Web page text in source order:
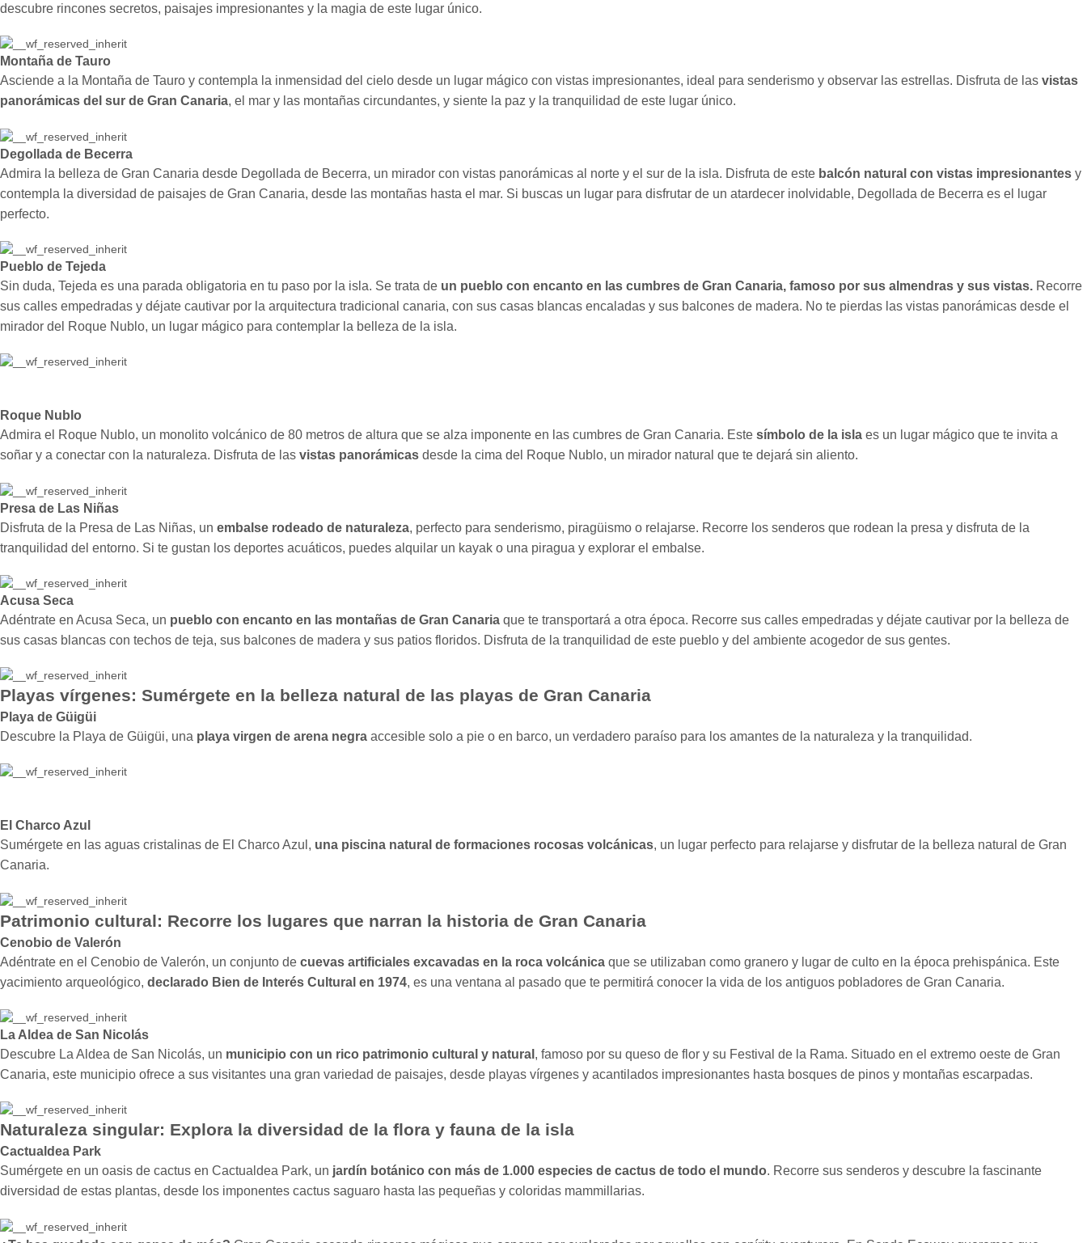
descubre rincones secretos, paisajes impresionantes y la magia de este lugar único.
Montaña de Tauro
Asciende a la Montaña de Tauro y contempla la inmensidad del cielo desde un lugar mágico con vistas impresionantes, ideal para senderismo y observar las estrellas. Disfruta de las vistas
panorámicas del sur de Gran Canaria, el mar y las montañas circundantes, y siente la paz y la tranquilidad de este lugar único.
Degollada de Becerra
Admira la belleza de Gran Canaria desde Degollada de Becerra, un mirador con vistas panorámicas al norte y el sur de la isla. Disfruta de este balcón natural con vistas impresionantes y
contempla la diversidad de paisajes de Gran Canaria, desde las montañas hasta el mar. Si buscas un lugar para disfrutar de un atardecer inolvidable, Degollada de Becerra es el lugar
perfecto.
Pueblo de Tejeda
Sin duda, Tejeda es una parada obligatoria en tu paso por la isla. Se trata de un pueblo con encanto en las cumbres de Gran Canaria, famoso por sus almendras y sus vistas. Recorre
sus calles empedradas y déjate cautivar por la arquitectura tradicional canaria, con sus casas blancas encaladas y sus balcones de madera. No te pierdas las vistas panorámicas desde el
mirador del Roque Nublo, un lugar mágico para contemplar la belleza de la isla.
Roque Nublo
Admira el Roque Nublo, un monolito volcánico de 80 metros de altura que se alza imponente en las cumbres de Gran Canaria. Este símbolo de la isla es un lugar mágico que te invita a
soñar y a conectar con la naturaleza. Disfruta de las vistas panorámicas desde la cima del Roque Nublo, un mirador natural que te dejará sin aliento.
Presa de Las Niñas
Disfruta de la Presa de Las Niñas, un embalse rodeado de naturaleza, perfecto para senderismo, piragüismo o relajarse. Recorre los senderos que rodean la presa y disfruta de la
tranquilidad del entorno. Si te gustan los deportes acuáticos, puedes alquilar un kayak o una piragua y explorar el embalse.
Acusa Seca
Adéntrate en Acusa Seca, un pueblo con encanto en las montañas de Gran Canaria que te transportará a otra época. Recorre sus calles empedradas y déjate cautivar por la belleza de
sus casas blancas con techos de teja, sus balcones de madera y sus patios floridos. Disfruta de la tranquilidad de este pueblo y del ambiente acogedor de sus gentes.
Playas vírgenes: Sumérgete en la belleza natural de las playas de Gran Canaria
Playa de Güigüi
Descubre la Playa de Güigüi, una playa virgen de arena negra accesible solo a pie o en barco, un verdadero paraíso para los amantes de la naturaleza y la tranquilidad.
El Charco Azul
Sumérgete en las aguas cristalinas de El Charco Azul, una piscina natural de formaciones rocosas volcánicas, un lugar perfecto para relajarse y disfrutar de la belleza natural de Gran
Canaria.
Patrimonio cultural: Recorre los lugares que narran la historia de Gran Canaria
Cenobio de Valerón
Adéntrate en el Cenobio de Valerón, un conjunto de cuevas artificiales excavadas en la roca volcánica que se utilizaban como granero y lugar de culto en la época prehispánica. Este
yacimiento arqueológico, declarado Bien de Interés Cultural en 1974, es una ventana al pasado que te permitirá conocer la vida de los antiguos pobladores de Gran Canaria.
La Aldea de San Nicolás
Descubre La Aldea de San Nicolás, un municipio con un rico patrimonio cultural y natural , famoso por su queso de flor y su Festival de la Rama. Situado en el extremo oeste de Gran
Canaria, este municipio ofrece a sus visitantes una gran variedad de paisajes, desde playas vírgenes y acantilados impresionantes hasta bosques de pinos y montañas escarpadas.
Naturaleza singular: Explora la diversidad de la flora y fauna de la isla
Cactualdea Park
Sumérgete en un oasis de cactus en Cactualdea Park, un jardín botánico con más de 1.000 especies de cactus de todo el mundo. Recorre sus senderos y descubre la fascinante
diversidad de estas plantas, desde los imponentes cactus saguaro hasta las pequeñas y coloridas mammillarias.